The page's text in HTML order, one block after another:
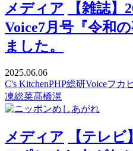
メディア
【雑誌】
Voice7月号『令和
ました。
2025.06.06
C's KitchenPHP総研Voiceフカ
凍総菜髙橋滉
メディア
【テレビ